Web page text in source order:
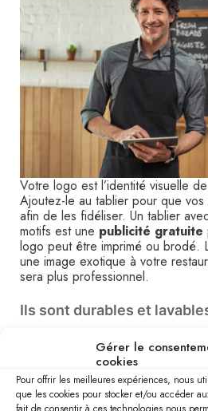
Gérer le
cookies
Pour offrir les meilleures expériences, nous
que les cookies pour stocker et/ou accéder
fait de consentir à ces technologies nous
Votre logo est l’identité visuelle
Ajoutez-le au tablier pour que vos
afin de les fidéliser. Un tablier
motifs est une publicité gratuite
logo peut être imprimé ou brodé.
une image exotique à votre
sera plus professionnel.
Ils sont durables et
Les tabliers sont fabriqués à partir
écologiques et durables. Ils
plusieurs années, puisque votre
chaque jour. Ce sera donc un
meilleur rapport qualité/prix. Les